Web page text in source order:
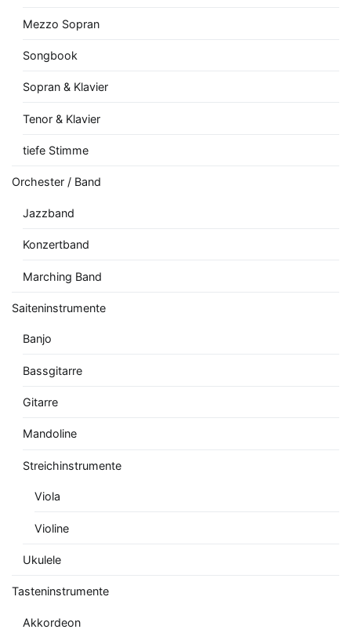
Mezzo Sopran
Songbook
Sopran & Klavier
Tenor & Klavier
tiefe Stimme
Orchester / Band
Jazzband
Konzertband
Marching Band
Saiteninstrumente
Banjo
Bassgitarre
Gitarre
Mandoline
Streichinstrumente
Viola
Violine
Ukulele
Tasteninstrumente
Akkordeon